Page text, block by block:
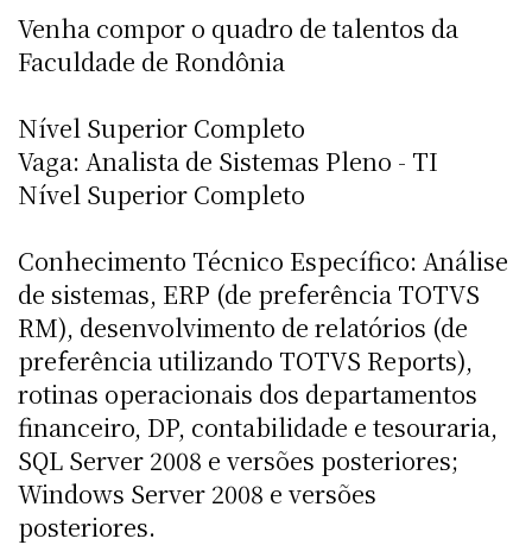
Venha compor o quadro de talentos da
Faculdade de Rondônia
Nível Superior Completo
Vaga: Analista de Sistemas Pleno - TI
Nível Superior Completo
Conhecimento Técnico Específico: Análise
de sistemas, ERP (de preferência TOTVS
RM), desenvolvimento de relatórios (de
preferência utilizando TOTVS Reports),
rotinas operacionais dos departamentos
financeiro, DP, contabilidade e tesouraria,
SQL Server 2008 e versões posteriores;
Windows Server 2008 e versões
posteriores.